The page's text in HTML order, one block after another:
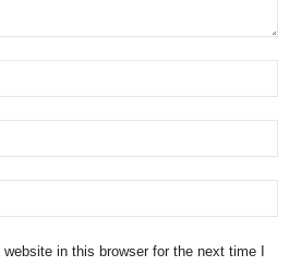
in this browser for the next time I